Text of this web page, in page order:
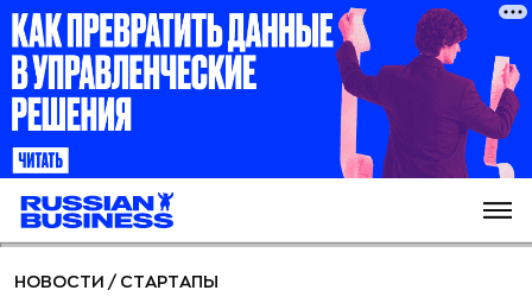
НОВОСТИ / СТАРТАПЫ